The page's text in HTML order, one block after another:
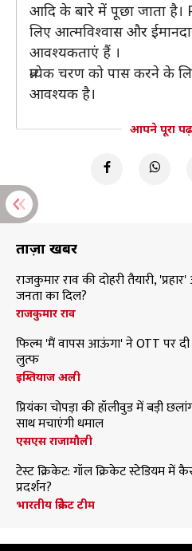
आदि के बारे में पूछा जाता
लिए आत्मविश्वास और
आवश्यकताएं हैं ।
प्रत्येक चरण को पास करने के
आवश्यक है।
आपने पूरा पढ़
ताज़ा खबरें
राजकुमार राव की दोहरी तैयारी,
जनता का दिल?
राजकुमार राव
फिल्म 'मैं वापस आऊंगा' ने OTT पर
लुत्फ
इम्तियाज अली
प्रियंका चोपड़ा की हॉलीवुड में बड़ी
साथ मचाएंगी धमाल
एसएस राजामौली
टेस्ट क्रिकेट: गॉल क्रिकेट स्टेडियम में
प्रदर्शन?
भारतीय क्रिकेट टीम